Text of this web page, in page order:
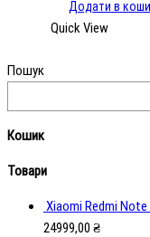
Додати в
Quick View
Пошук
Кошик
Товари
Xiaomi Redmi
24999,00 ₴